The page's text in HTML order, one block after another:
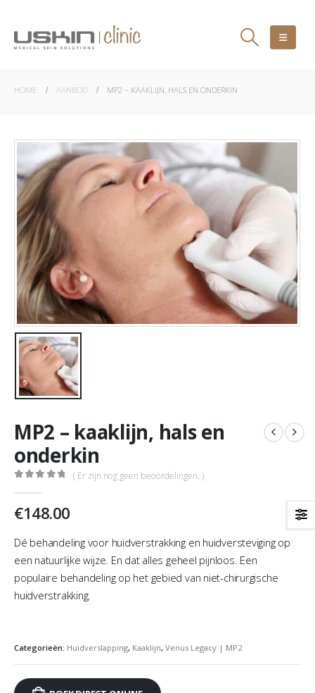
HOME AANBOD MP2 – KAAKLIJN, HALS EN ONDERKIN
MP2 – kaaklijn, hals en
onderkin
( Er zijn nog geen beoordelingen. )
€148.00
Dé behandeling voor huidverstrakking en huidversteviging op
een natuurlijke wijze. En dat alles geheel pijnloos. Een
populaire behandeling op het gebied van niet-chirurgische
huidverstrakking.
Categorieën: Huidverslapping, Kaaklijn, Venus Legacy | MP2